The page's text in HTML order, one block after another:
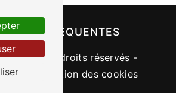
FRÉQUENTES
- Tous droits réservés -
Gestion des cookies